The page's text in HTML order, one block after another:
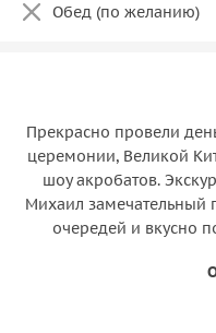
Обед (по желанию)
Прекрасно провели
церемонии, Великой
шоу акробатов.
Михаил замечательный
очередей и вкусно